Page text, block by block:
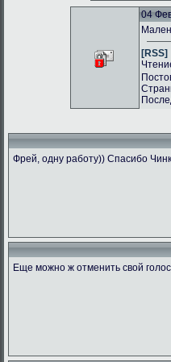
04
[RSS]
Фрей, одну работу)) Спасибо
Еще можно ж отменить свой